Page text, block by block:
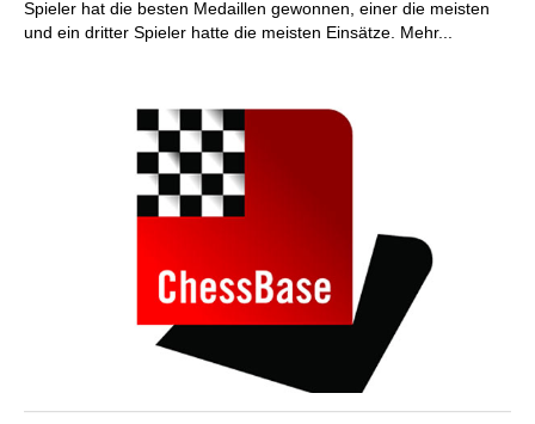
Spieler hat die besten Medaillen gewonnen, einer die meisten
und ein dritter Spieler hatte die meisten Einsätze. Mehr...